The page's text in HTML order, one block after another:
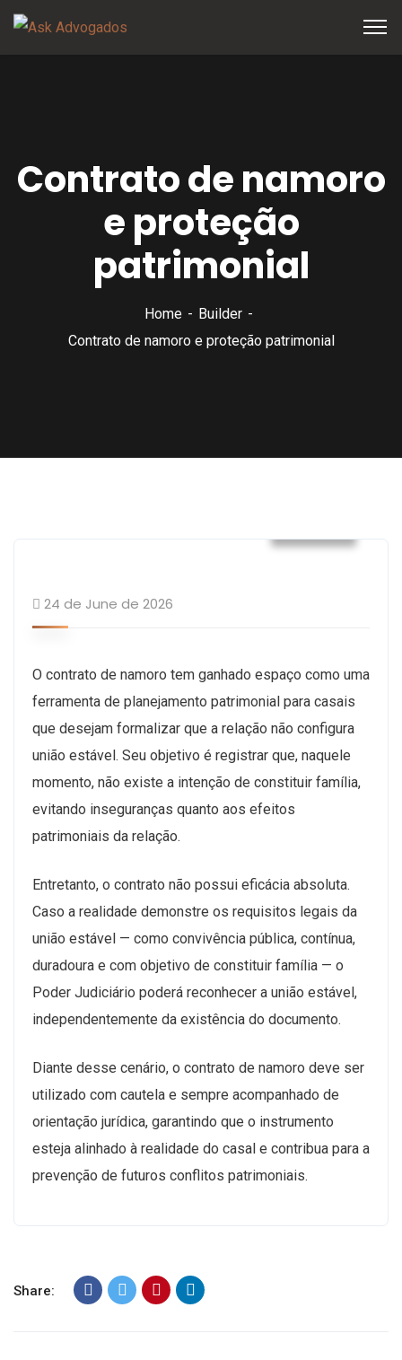
Contrato de namoro
e proteção
patrimonial
Home
Builder
Contrato de namoro e proteção patrimonial
24 de June de 2026
O contrato de namoro tem ganhado espaço como uma
ferramenta de planejamento patrimonial para casais
que desejam formalizar que a relação não configura
união estável. Seu objetivo é registrar que, naquele
momento, não existe a intenção de constituir família,
evitando inseguranças quanto aos efeitos
patrimoniais da relação.
Entretanto, o contrato não possui eficácia absoluta.
Caso a realidade demonstre os requisitos legais da
união estável — como convivência pública, contínua,
duradoura e com objetivo de constituir família — o
Poder Judiciário poderá reconhecer a união estável,
independentemente da existência do documento.
Diante desse cenário, o contrato de namoro deve ser
utilizado com cautela e sempre acompanhado de
orientação jurídica, garantindo que o instrumento
esteja alinhado à realidade do casal e contribua para a
prevenção de futuros conflitos patrimoniais.
Share: